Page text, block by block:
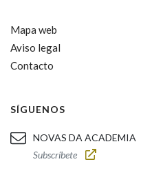
Mapa web
Aviso legal
Contacto
SÍGUENOS
NOVAS DA ACADEMIA
Subscríbete